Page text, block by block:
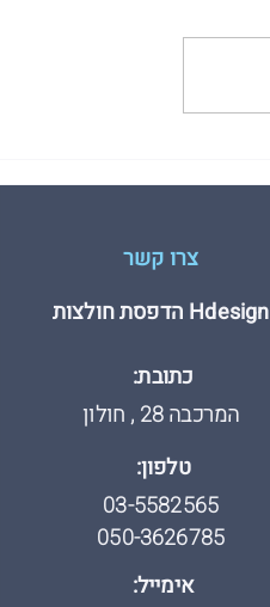
שמזמינים הדפסה על
צרו קשר
Hdesign הדפסת חולצות
כתובת:
המרכבה 28 , חולון
טלפון:
03-5582565
050-3626785
אימייל: